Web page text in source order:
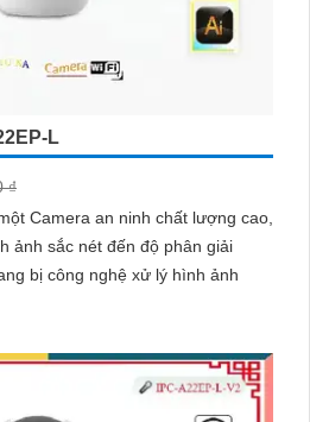
L
₫
Camera an ninh chất lượng cao,
ảnh sắc nét đến độ phân giải